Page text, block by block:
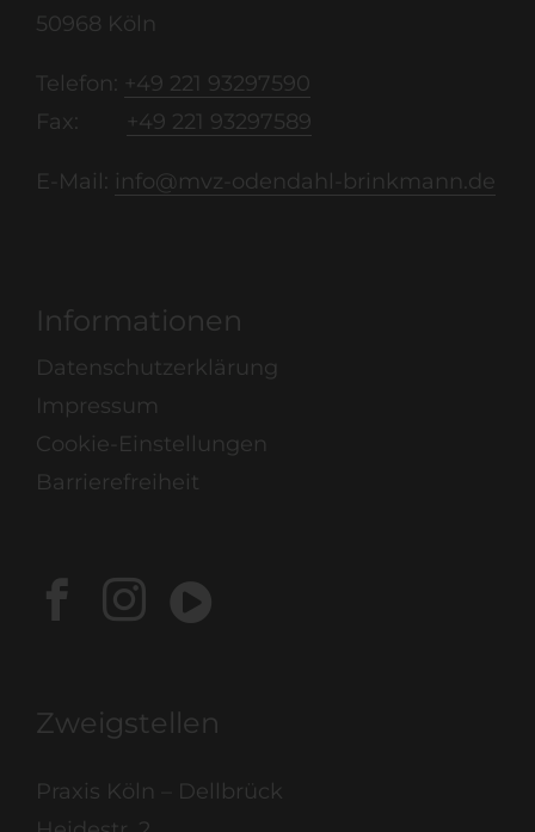
50968 Köln
Telefon: +49 221 93297590
Fax:
+49 221 93297589
E-Mail: info@mvz-odendahl-brinkmann.de
Informationen
Datenschutzerklärung
Impressum
Cookie-Einstellungen
Barrierefreiheit
Zweigstellen
Praxis Köln – Dellbrück